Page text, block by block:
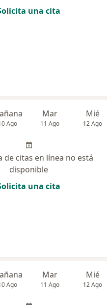
una cita
Ago
Mar
11 Ago
Mié
12 Ago
de citas en línea no está
disponible
una cita
Ago
Mar
11 Ago
Mié
12 Ago